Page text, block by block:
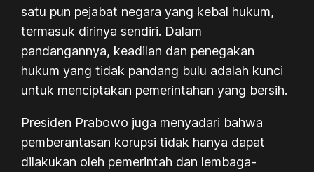
satu pun pejabat negara yang kebal hukum,
termasuk dirinya sendiri. Dalam
pandangannya, keadilan dan penegakan
hukum yang tidak pandang bulu adalah kunci
untuk menciptakan pemerintahan yang bersih.
Presiden Prabowo juga menyadari bahwa
pemberantasan korupsi tidak hanya dapat
dilakukan oleh pemerintah dan lembaga-